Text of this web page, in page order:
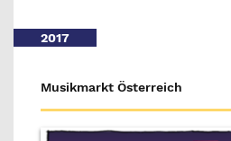
2017
Musikmarkt Österreich